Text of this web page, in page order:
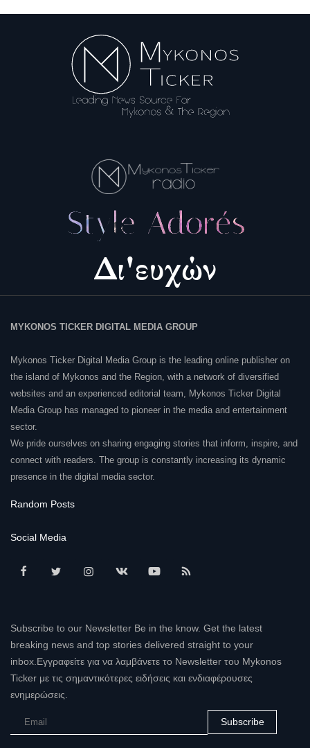
MYKONOS TICKER DIGITAL MEDIA GROUP
Mykonos Ticker Digital Media Group is the leading online publisher on
the island of Mykonos and the Region, with a network of diversified
websites and an experienced editorial team, Mykonos Ticker Digital
Media Group has managed to pioneer in the media and entertainment
sector.
We pride ourselves on sharing engaging stories that inform, inspire, and
connect with readers. The group is constantly increasing its dynamic
presence in the digital media sector.
Random Posts
Social Media
Subscribe to our Newsletter Be in the know. Get the latest
breaking news and top stories delivered straight to your
inbox.Εγγραφείτε για να λαμβάνετε το Newsletter του Mykonos
Ticker με τις σημαντικότερες ειδήσεις και ενδιαφέρουσες
ενημερώσεις.
Subscribe